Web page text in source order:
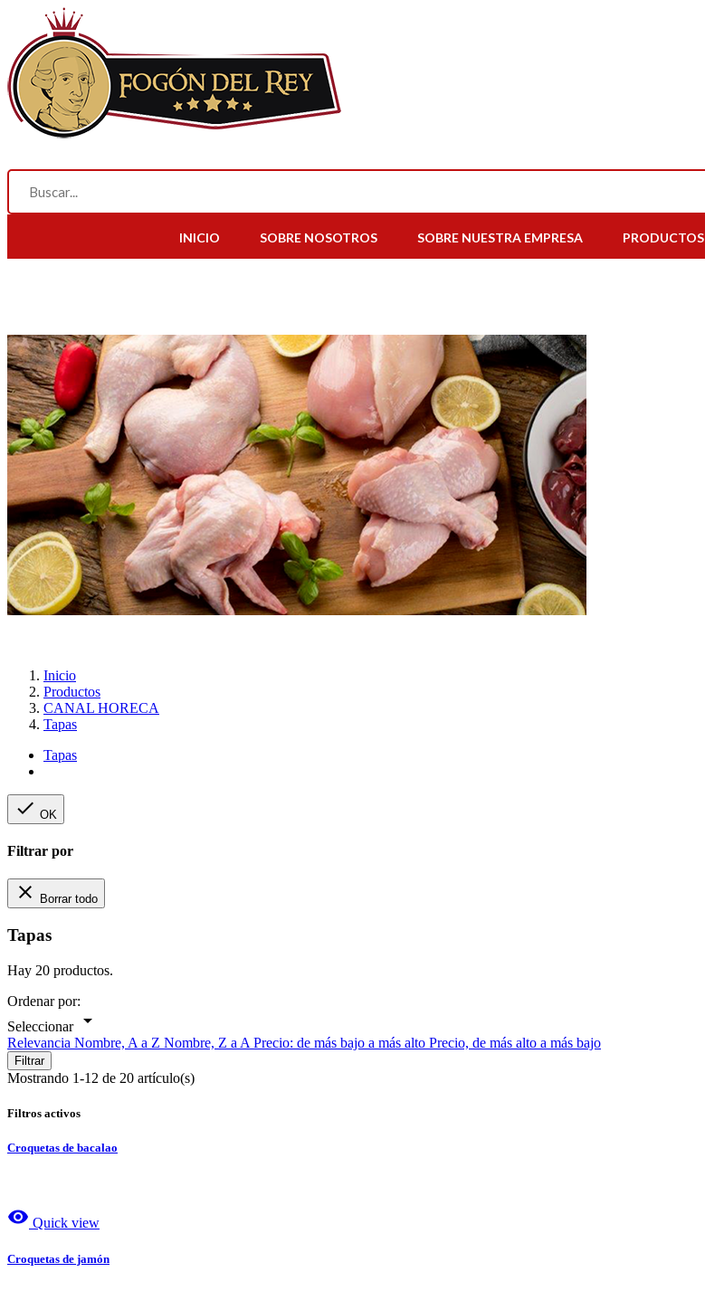
INICIO SOBRE NOSOTROS SOBRE NUESTRA EMPRESA PRODUCTOS
Inicio
Productos
CANAL HORECA
Tapas
Tapas
 OK
Filtrar por
 Borrar todo
Tapas
Hay 20 productos.
Ordenar por:
Seleccionar 
Relevancia Nombre, A a Z Nombre, Z a A Precio: de más bajo a más alto Precio, de más alto a más bajo
Filtrar
Mostrando 1-12 de 20 artículo(s)
Filtros activos
Croquetas de bacalao
visibility Quick view
Croquetas de jamón